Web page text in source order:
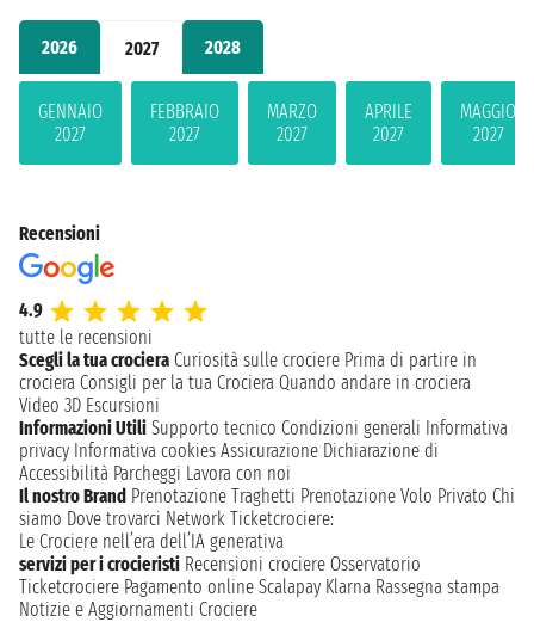
2026 2027 2028
GENNAIO
2027
FEBBRAIO
2027
MARZO
2027
APRILE
2027
MAGGIO
2027
Recensioni
4.9
tutte le recensioni
Scegli la tua crociera Curiosità sulle crociere Prima di partire in
crociera Consigli per la tua Crociera Quando andare in crociera
Video 3D Escursioni
Informazioni Utili Supporto tecnico Condizioni generali Informativa
privacy Informativa cookies Assicurazione Dichiarazione di
Accessibilità Parcheggi Lavora con noi
Il nostro Brand Prenotazione Traghetti Prenotazione Volo Privato Chi
siamo Dove trovarci Network Ticketcrociere:
Le Crociere nell’era dell’IA generativa
servizi per i crocieristi Recensioni crociere Osservatorio
Ticketcrociere Pagamento online Scalapay Klarna Rassegna stampa
Notizie e Aggiornamenti Crociere